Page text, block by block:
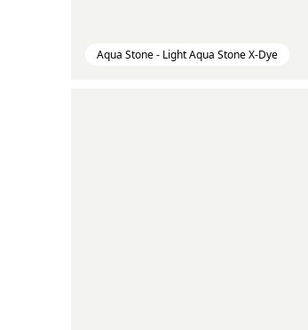
Aqua Stone - Light Aqua Stone X-Dye